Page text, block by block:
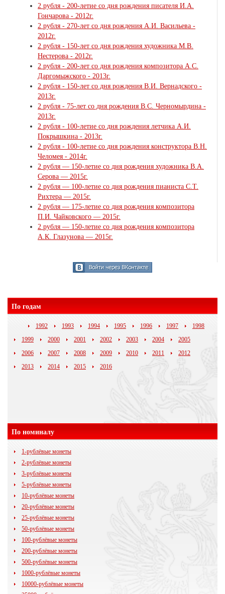
2 рубля - 200-летие со дня рождения писателя И.А.
Гончарова - 2012г.
2 рубля - 270-лет со дня рождения А.И. Васильева -
2012г.
2 рубля - 150-лет со дня рождения художника М.В.
Нестерова - 2012г.
2 рубля - 200-лет со дня рождения композитора А.С.
Даргомыжского - 2013г.
2 рубля - 150-лет со дня рождения В.И. Вернадского -
2013г.
2 рубля - 75-лет со дня рождения В.С. Черномырдина -
2013г.
2 рубля - 100-летие со дня рождения летчика А.И.
Покрышкина - 2013г.
2 рубля - 100-летие со дня рождения конструктора В.Н.
Челомея - 2014г.
2 рубля — 150-летие со дня рождения художника В.А.
Серова — 2015г.
2 рубля — 100-летие со дня рождения пианиста С.Т.
Рихтера — 2015г.
2 рубля — 175-летие со дня рождения композитора
П.И. Чайковского — 2015г.
2 рубля — 150-летие со дня рождения композитора
А.К. Глазунова — 2015г.
По годам
1992 1993 1994 1995 1996 1997
1998
1999
2000 2001 2002 2003 2004
2005
2006
2007 2008 2009 2010 2011
2012
2013
2014 2015 2016
По номиналу
1-рублёвые монеты
2-рублёвые монеты
3-рублёвые монеты
5-рублёвые монеты
10-рублёвые монеты
20-рублёвые монеты
25-рублёвые монеты
50-рублёвые монеты
100-рублёвые монеты
200-рублёвые монеты
500-рублёвые монеты
1000-рублёвые монеты
10000-рублёвые монеты